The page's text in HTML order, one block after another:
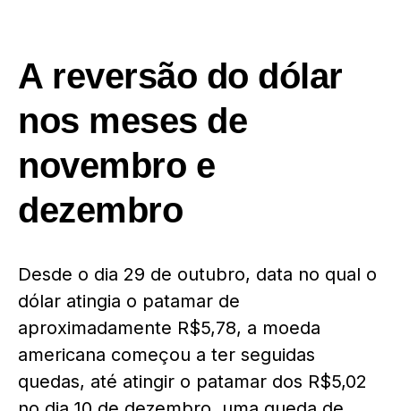
A reversão do dólar
nos meses de
novembro e
dezembro
Desde o dia 29 de outubro, data no qual o
dólar atingia o patamar de
aproximadamente R$5,78, a moeda
americana começou a ter seguidas
quedas, até atingir o patamar dos R$5,02